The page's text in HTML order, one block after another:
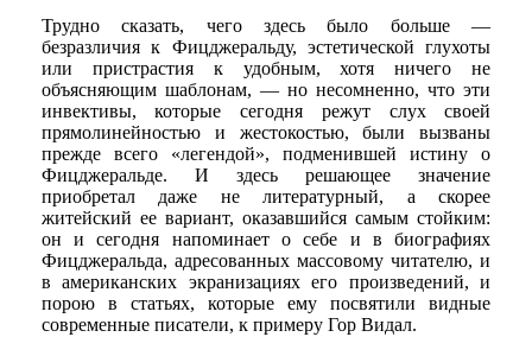
Трудно сказать, чего здесь было больше —
безразличия к Фицджеральду, эстетической глухоты
или пристрастия к удобным, хотя ничего не
объясняющим шаблонам, — но несомненно, что эти
инвективы, которые сегодня режут слух своей
прямолинейностью и жестокостью, были вызваны
прежде всего «легендой», подменившей истину о
Фицджеральде. И здесь решающее значение
приобретал даже не литературный, а скорее
житейский ее вариант, оказавшийся самым стойким:
он и сегодня напоминает о себе и в биографиях
Фицджеральда, адресованных массовому читателю, и
в американских экранизациях его произведений, и
порою в статьях, которые ему посвятили видные
современные писатели, к примеру Гор Видал.